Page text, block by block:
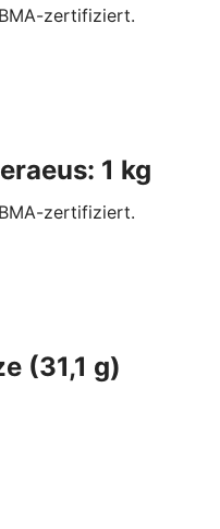
zertifiziert.
1 kg
zertifiziert.
(31,1 g)